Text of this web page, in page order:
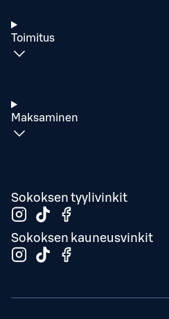
Toimitus
Maksaminen
Sokoksen tyylivinkit
Sokoksen kauneusvinkit